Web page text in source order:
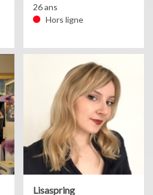
26 ans
Hors ligne
Lisaspring